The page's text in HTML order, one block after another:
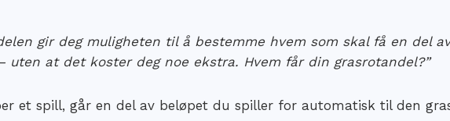
gir deg muligheten til å bestemme hvem som skal få en del
uten at det koster deg noe ekstra. Hvem får din grasrotandel?​”
et spill, går en del av beløpet du spiller for automatisk til den